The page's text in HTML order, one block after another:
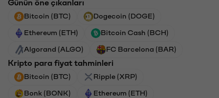
Günün öne çıkanları
Bitcoin (BTC) Dogecoin (DOGE)
Ethereum (ETH) Bitcoin Cash (BCH)
Algorand (ALGO) FC Barcelona (BAR)
Kripto para fiyat tahminleri
Bitcoin (BTC) Ripple (XRP)
Bonk (BONK) Ethereum (ETH)